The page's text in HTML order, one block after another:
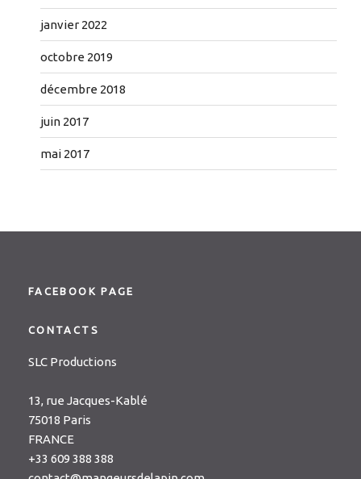
janvier 2022
octobre 2019
décembre 2018
juin 2017
mai 2017
FACEBOOK PAGE
CONTACTS
SLC Productions
13, rue Jacques-Kablé
75018 Paris
FRANCE
+33 609 388 388